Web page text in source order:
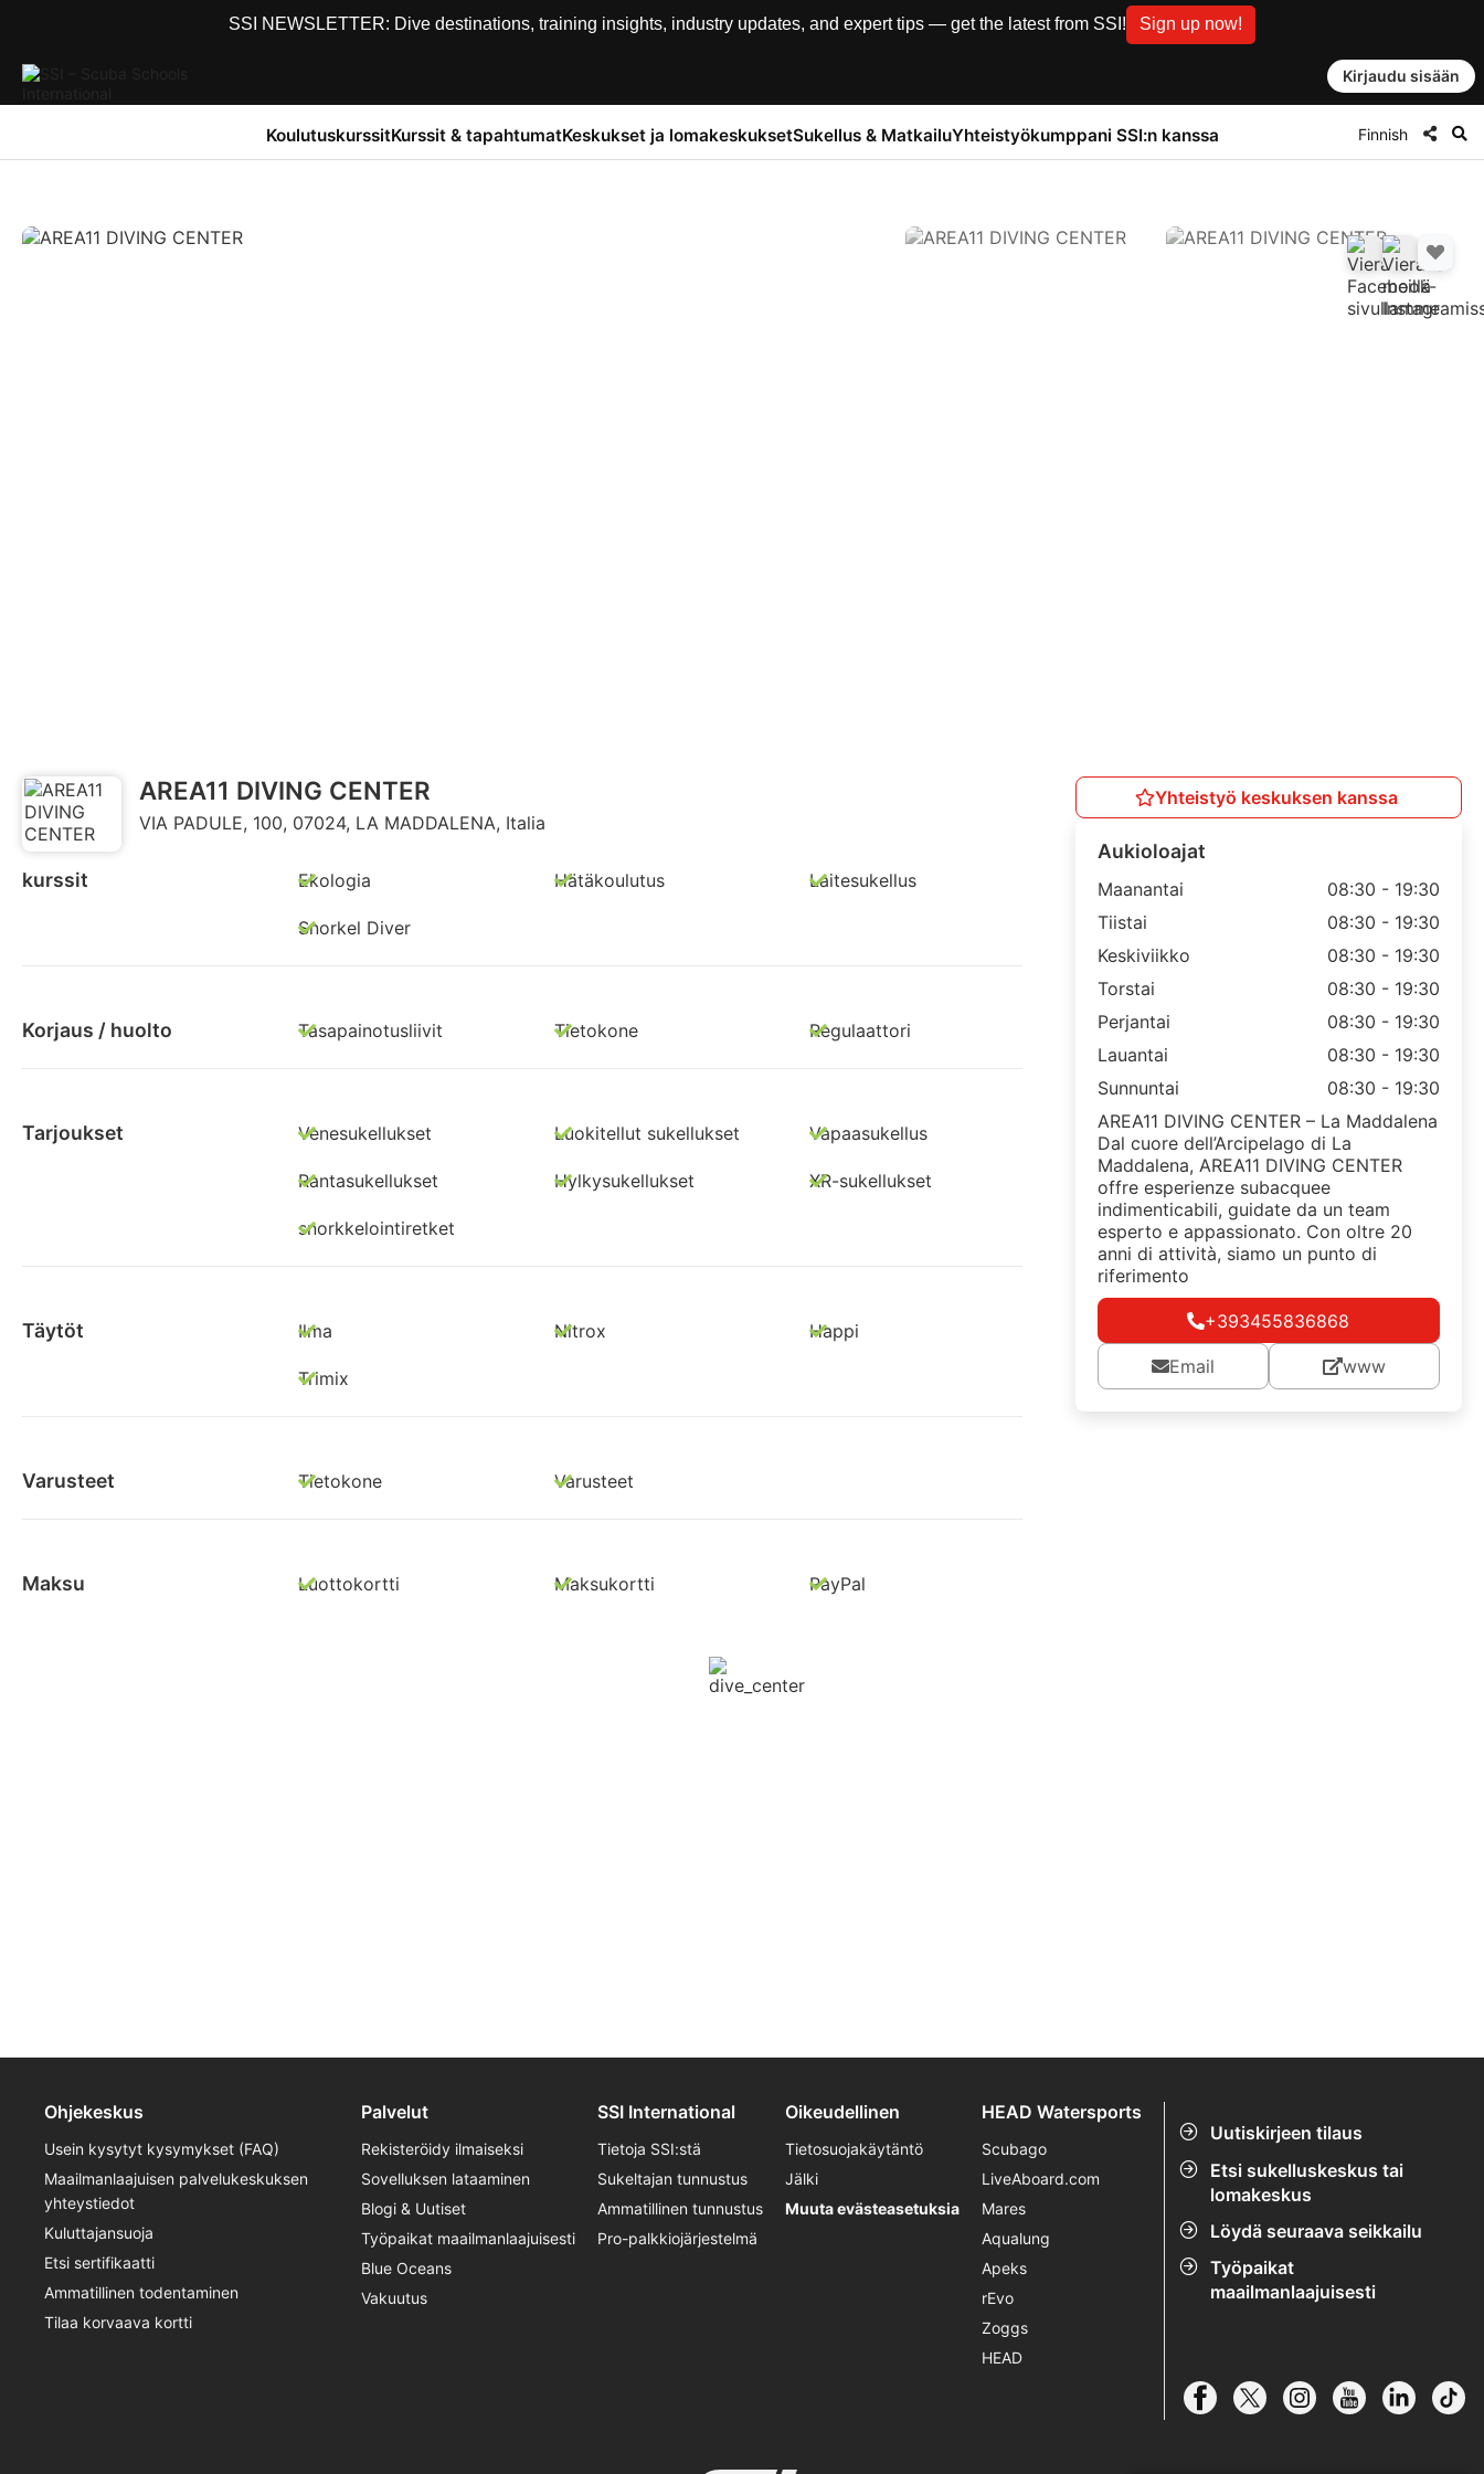
SSI NEWSLETTER: Dive destinations, training insights, industry updates, and expert tips — get the latest from SSI! Sign up now!
Kirjaudu sisään
KoulutuskurssitKurssit & tapahtumatKeskukset ja lomakeskuksetSukellus & MatkailuYhteistyökumppani SSI:n kanssa Finnish
AREA11 DIVING CENTER
VIA PADULE, 100, 07024, LA MADDALENA, Italia
kurssit Ekologia Hätäkoulutus Laitesukellus
Snorkel Diver
Korjaus / huolto Tasapainotusliivit Tietokone Regulaattori
Tarjoukset Venesukellukset Luokitellut sukellukset Vapaasukellus
Rantasukellukset Hylkysukellukset XR-sukellukset
snorkkelointiretket
Täytöt Ilma Nitrox Happi
Trimix
Varusteet Tietokone Varusteet
Maksu Luottokortti Maksukortti PayPal
Yhteistyö keskuksen kanssa
Aukioloajat
Maanantai
08:30 - 19:30
Tiistai
08:30 - 19:30
Keskiviikko
08:30 - 19:30
Torstai
08:30 - 19:30
Perjantai
08:30 - 19:30
Lauantai
08:30 - 19:30
Sunnuntai
08:30 - 19:30
AREA11 DIVING CENTER – La Maddalena
Dal cuore dell’Arcipelago di La
Maddalena, AREA11 DIVING CENTER
offre esperienze subacquee
indimenticabili, guidate da un team
esperto e appassionato. Con oltre 20
anni di attività, siamo un punto di
riferimento
+393455836868
Email www
Uutiskirjeen tilaus
Etsi sukelluskeskus tai
lomakeskus
Löydä seuraava seikkailu
Työpaikat
maailmanlaajuisesti
Ohjekeskus
Usein kysytyt kysymykset (FAQ)
Maailmanlaajuisen palvelukeskuksen
yhteystiedot
Kuluttajansuoja
Etsi sertifikaatti
Ammatillinen todentaminen
Tilaa korvaava kortti
Palvelut
Rekisteröidy ilmaiseksi
Sovelluksen lataaminen
Blogi & Uutiset
Työpaikat maailmanlaajuisesti
Blue Oceans
Vakuutus
SSI International
Tietoja SSI:stä
Sukeltajan tunnustus
Ammatillinen tunnustus
Pro-palkkiojärjestelmä
Oikeudellinen
Tietosuojakäytäntö
Jälki
Muuta evästeasetuksia
HEAD Watersports
Scubago
LiveAboard.com
Mares
Aqualung
Apeks
rEvo
Zoggs
HEAD